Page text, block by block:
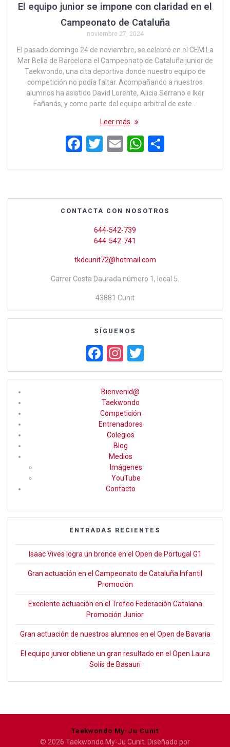
El equipo junior se impone con claridad en el
Campeonato de Cataluña
noviembre 27, 2024
El pasado domingo 24 de noviembre, se celebró en el CEM La
Mar Bella de Barcelona el Campeonato de Cataluña junior de
Taekwondo, una cita deportiva donde nuestro equipo de
competición no podía faltar. Acompañando a nuestros
alumnos ha asistido David Lorente, Alicia Serrano e Iker
Fañanás, y como parte del equipo arbitral de este…
Leer más
F
b
o
o
k
T
er
E W
s
A
p
ar
CONTACTA CON NOSOTROS
644-542-739
644-542-741
tkdcunit72@hotmail.com
Carrer Costa Daurada número 1, local 5.
43881 Cunit
SÍGUENOS
F
a
ce
b
o
o
k
In
st
a
gr
a
m
wi
tt
Bienvenid@
Taekwondo
Competición
Entrenadores
Colegios
Blog
Medios
Imágenes
YouTube
Contacto
ENTRADAS RECIENTES
Isaac Vives logra un bronce en el Open de Portugal G1
Gran actuación en el Campeonato de Cataluña Infantil
Promoción
Excelente actuación en el Trofeo Federación Catalana
Promoción Junior
Gran actuación de nuestros alumnos en el Open de Bavaria
El equipo junior obtiene un gran resultado en el Open Laura
Solís de Basauri
Taekwondo My-Ju Cunit
© 2026 Taekwondo My-Ju Cunit. Diseñado por